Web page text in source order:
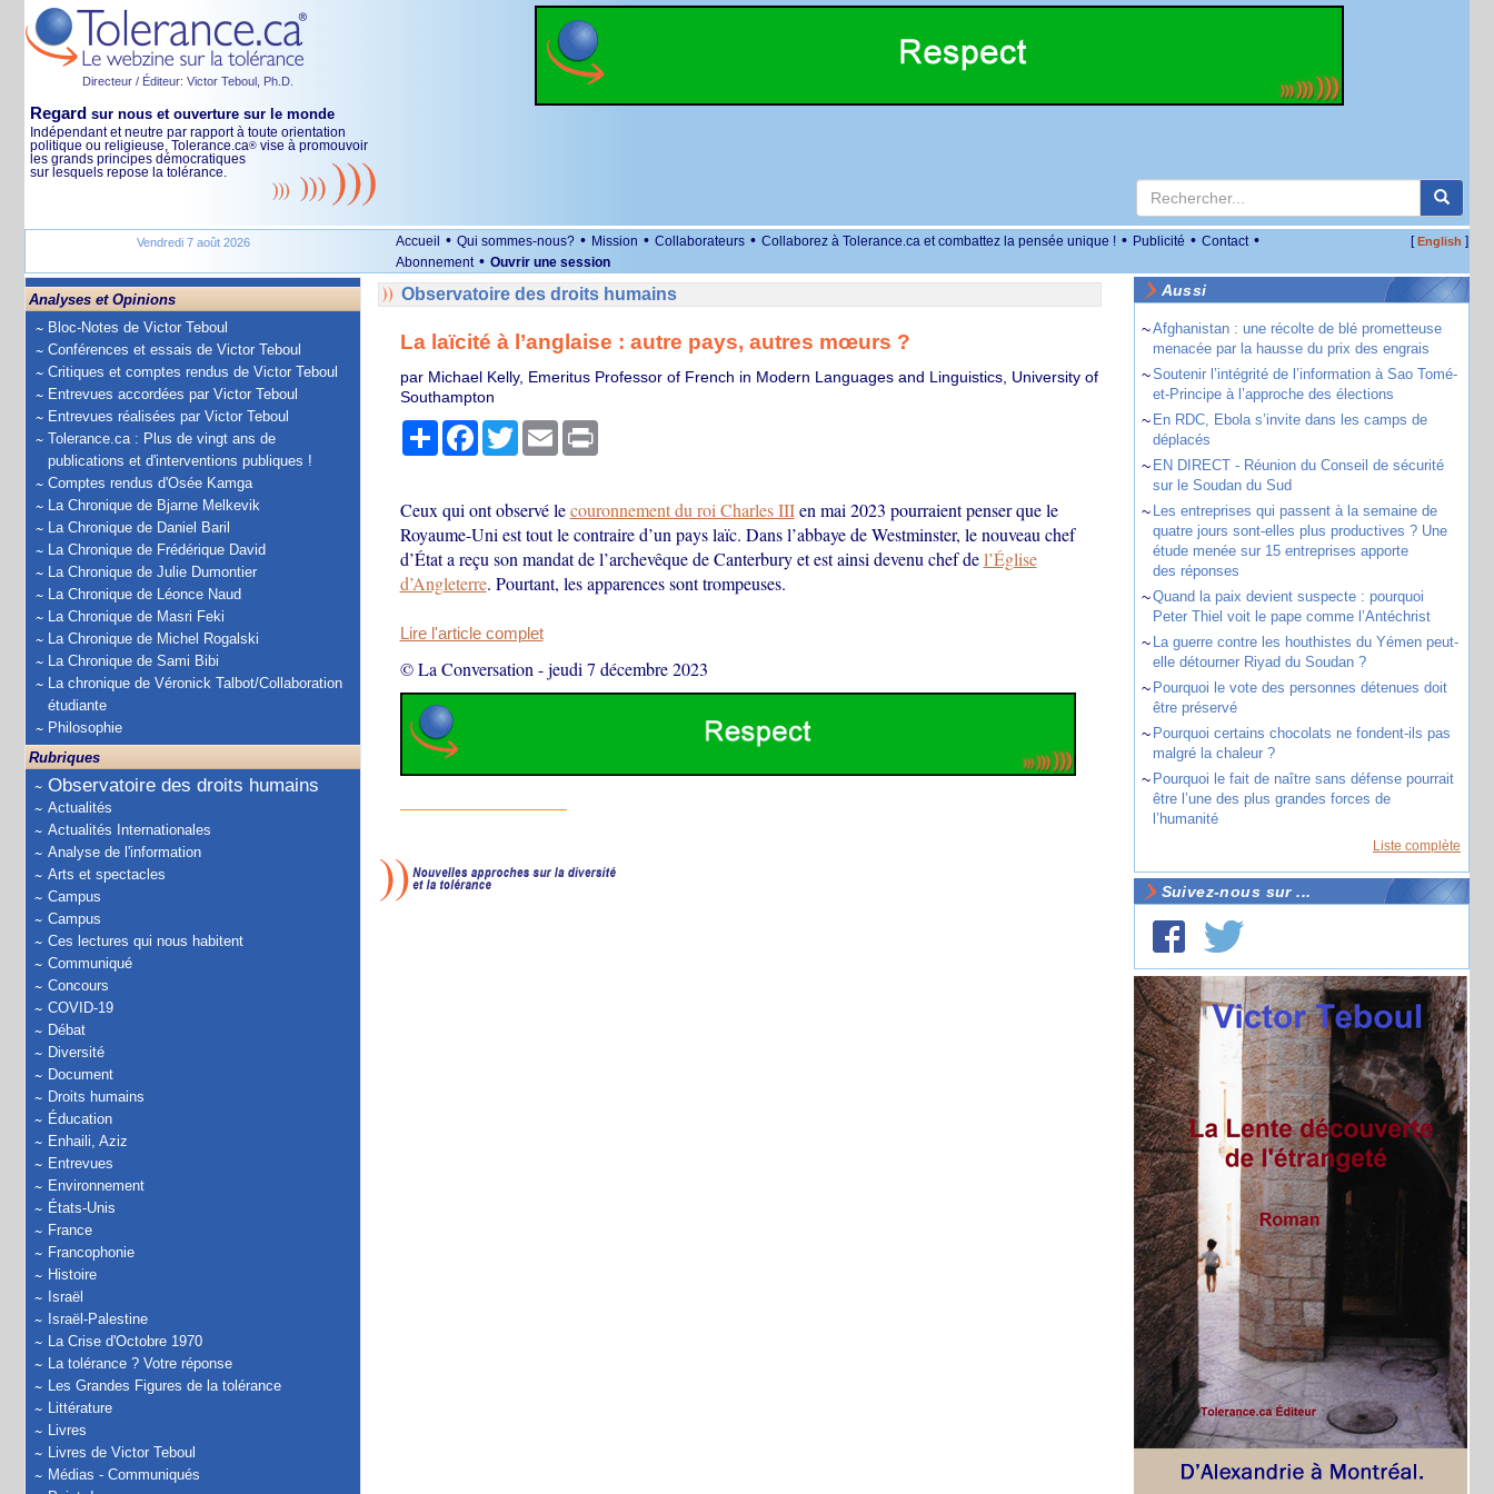
Directeur / Éditeur: Victor Teboul, Ph.D.
Regard sur nous et ouverture sur le monde
Indépendant et neutre par rapport à toute orientation
politique ou religieuse, Tolerance.ca® vise à promouvoir
les grands principes démocratiques
sur lesquels repose la tolérance.
Vendredi 7 août 2026 Accueil • Qui sommes-nous? • Mission • Collaborateurs • Collaborez à Tolerance.ca et combattez la pensée unique ! • Publicité • Contact •
Abonnement • Ouvrir une session
[English ]
Analyses et Opinions
Bloc-Notes de Victor Teboul
Conférences et essais de Victor Teboul
Critiques et comptes rendus de Victor Teboul
Entrevues accordées par Victor Teboul
Entrevues réalisées par Victor Teboul
Tolerance.ca : Plus de vingt ans de
publications et d'interventions publiques !
Comptes rendus d'Osée Kamga
La Chronique de Bjarne Melkevik
La Chronique de Daniel Baril
La Chronique de Frédérique David
La Chronique de Julie Dumontier
La Chronique de Léonce Naud
La Chronique de Masri Feki
La Chronique de Michel Rogalski
La Chronique de Sami Bibi
La chronique de Véronick Talbot/Collaboration
étudiante
Philosophie
Rubriques
Observatoire des droits humains
Actualités
Actualités Internationales
Analyse de l'information
Arts et spectacles
Campus
Campus
Ces lectures qui nous habitent
Communiqué
Concours
COVID-19
Débat
Diversité
Document
Droits humains
Éducation
Enhaili, Aziz
Entrevues
Environnement
États-Unis
France
Francophonie
Histoire
Israël
Israël-Palestine
La Crise d'Octobre 1970
La tolérance ? Votre réponse
Les Grandes Figures de la tolérance
Littérature
Livres
Livres de Victor Teboul
Médias - Communiqués
Observatoire des droits humains
La laïcité à l’anglaise : autre pays, autres mœurs ?
par Michael Kelly, Emeritus Professor of French in Modern Languages and Linguistics, University of
Southampton
PartagerFacebook
TwitterEmail Print
Ceux qui ont observé lecouronnement du roi Charles IIIen mai 2023 pourraient penser que le
Royaume-Uni est tout le contraire d’un pays laïc. Dans l’abbaye de Westminster, le nouveau chef
d’État a reçu son mandat de l’archevêque de Canterbury et est ainsi devenu chef del’Église
d’Angleterre. Pourtant, les apparences sont trompeuses.
Lire l'article complet
© La Conversation -jeudi 7 décembre 2023
Aussi
~Afghanistan : une récolte de blé prometteuse
menacée par la hausse du prix des engrais
~Soutenir l’intégrité de l’information à Sao Tomé-
et-Principe à l’approche des élections
~ En RDC, Ebola s’invite dans les camps de
déplacés
~ EN DIRECT - Réunion du Conseil de sécurité
sur le Soudan du Sud
~ Les entreprises qui passent à la semaine de
quatre jours sont-elles plus productives ? Une
étude menée sur 15 entreprises apporte
des réponses
~Quand la paix devient suspecte : pourquoi
Peter Thiel voit le pape comme l’Antéchrist
~ La guerre contre les houthistes du Yémen peut-
elle détourner Riyad du Soudan ?
~ Pourquoi le vote des personnes détenues doit
être préservé
~ Pourquoi certains chocolats ne fondent-ils pas
malgré la chaleur ?
~ Pourquoi le fait de naître sans défense pourrait
être l’une des plus grandes forces de
l’humanité
Liste complète
Suivez-nous sur ...